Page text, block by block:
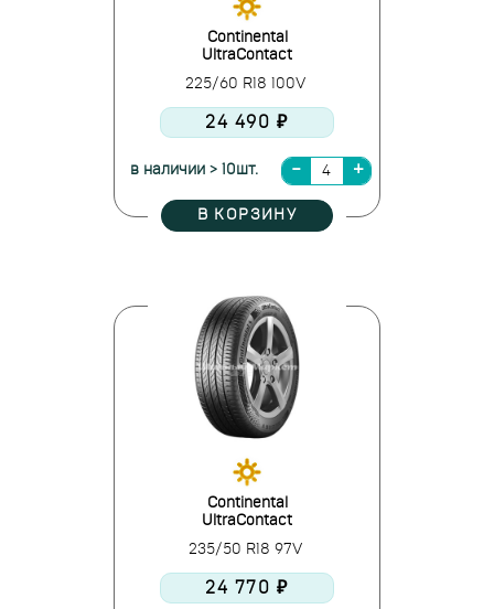
Continental
UltraContact
225/60 R18 100V
24 490 ₽
в наличии > 10шт.
В КОРЗИНУ
Continental
UltraContact
235/50 R18 97V
24 770 ₽